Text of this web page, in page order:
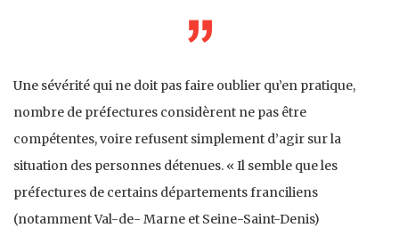
Une sévérité qui ne doit pas faire oublier qu’en pratique,
nombre de préfectures considèrent ne pas être
compétentes, voire refusent simplement d’agir sur la
situation des personnes détenues. « Il semble que les
préfectures de certains départements franciliens
(notamment Val-de- Marne et Seine-Saint-Denis)